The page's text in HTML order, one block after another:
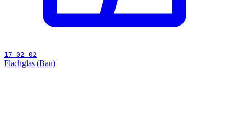
17 02 02
Flachglas (Bau)